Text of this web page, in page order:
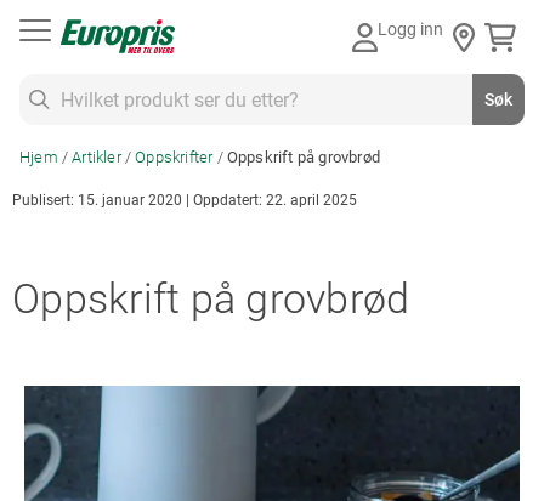
Logg inn
Søk
Hjem Artikler Oppskrifter Oppskrift på grovbrød
Publisert: 15. januar 2020 | Oppdatert: 22. april 2025
Oppskrift på grovbrød